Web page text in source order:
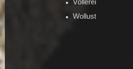
Völlerei
Wollust